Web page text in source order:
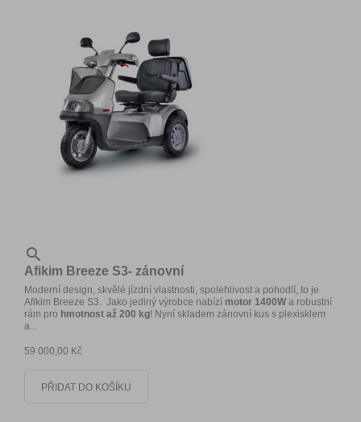

Afikim Breeze S3- zánovní
Moderní design, skvělé jízdní vlastnosti, spolehlivost a pohodlí, to je
Afikim Breeze S3. Jako jediný výrobce nabízí motor 1400W a robustní
rám pro hmotnost až 200 kg! Nyní skladem zánovní kus s plexisklem
a...
59 000,00 Kč
PŘIDAT DO KOŠÍKU